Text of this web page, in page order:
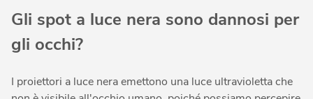
Gli spot a luce nera sono dannosi per
gli occhi?
I proiettori a luce nera emettono una luce ultravioletta che